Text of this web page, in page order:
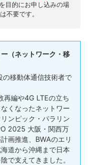
目的にお申し込みの場
不要です。
（ネットワーク・移
移動体通信技術者で
再編や4G LTEの立ち
くなったネットワー
ンピック・パラリン
2025 大阪・関西万
画推進、BWAのエリ
道から沖縄まで日本
で支えてきました。